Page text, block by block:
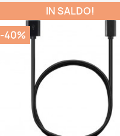
IN SALDO!
-40%